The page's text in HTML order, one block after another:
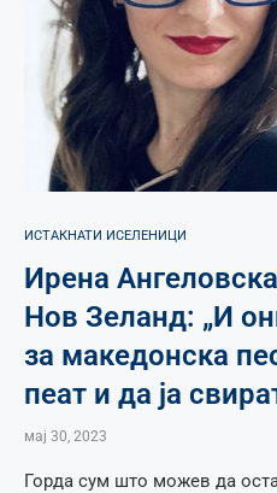
ИСТАКНАТИ ИСЕЛЕНИЦИ
Ирена
Нов Зеланд: „И
за македонска
пеат и да ја
мај 30, 2023
Горда сум што можев да